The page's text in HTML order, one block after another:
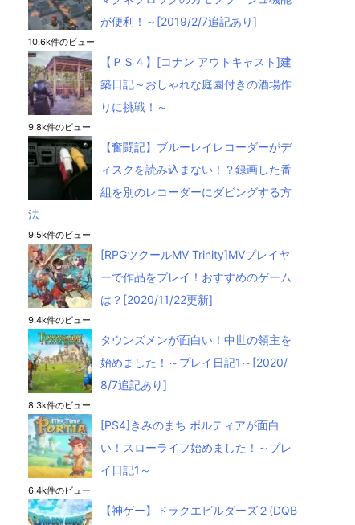
が便利！～[2019/2/7追記あり]
10.6k件のビュー
【ＰＳ４】[コナン アウトキャスト]建
築日記～おしゃれな庭園付きの酒場作
りに挑戦！～
9.8k件のビュー
【奮闘記】ブルーレイレコーダーがデ
ィスクを読み込まない！？録画した番
組を別のレコーダーにダビングする方
法
9.5k件のビュー
[RPGツクールMV Trinity]MVプレイヤ
ーで作品をプレイ！おすすめのゲーム
は？[2020/11/22更新]
9.4k件のビュー
タウンズメンが面白い！中世の領主を
始めました！～プレイ日記1～[2020/
8/7追記あり]
8.3k件のビュー
[PS4]きみのまち ポルティアが面白
い！スローライフ始めました！～プレ
イ日記1～
6.4k件のビュー
【神ゲー】ドラクエビルダーズ２(DQB